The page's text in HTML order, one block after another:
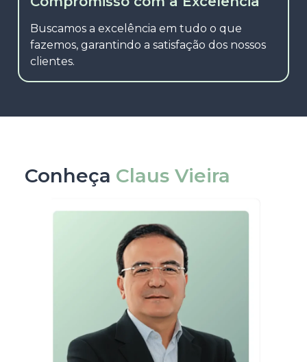
Buscamos a excelência em tudo o que
fazemos, garantindo a satisfação dos nossos
clientes.
Conheça Claus Vieira